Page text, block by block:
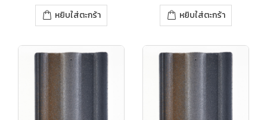
หยิบใส่ตะกร้า หยิบใส่ตะกร้า